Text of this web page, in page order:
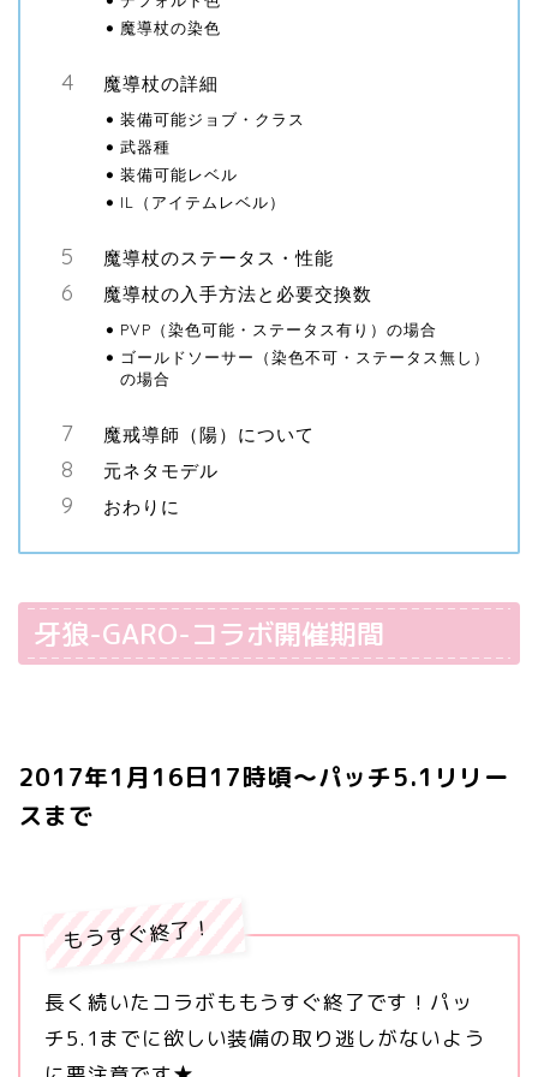
魔導杖の染色
魔導杖の詳細
装備可能ジョブ・クラス
武器種
装備可能レベル
IL（アイテムレベル）
魔導杖のステータス・性能
魔導杖の入手方法と必要交換数
PVP（染色可能・ステータス有り）の場合
ゴールドソーサー（染色不可・ステータス無し）
の場合
魔戒導師（陽）について
元ネタモデル
おわりに
牙狼-GARO-コラボ開催期間
2017年1月16日17時頃～パッチ5.1リリー
スまで
もうすぐ終了！
長く続いたコラボももうすぐ終了です！パッ
チ5.1までに欲しい装備の取り逃しがないよう